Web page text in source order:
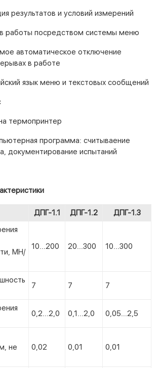
результатов и условий измерений
работы посредством системы меню
автоматическое отключение
в работе
язык меню и текстовых сообщений
термопринтер
программа: считываение
документирование испытаний
ДПГ-1.1 ДПГ-1.2
ДПГ-1.3
МН/
10...200 20...300 10...300
7 7 7
0,2...2,0 0,1...2,0 0,05...2,5
не
0,02 0,01 0,01